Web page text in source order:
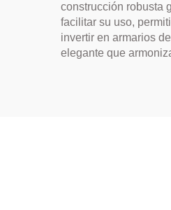
construcción robusta
facilitar su uso,
invertir en armarios
elegante que